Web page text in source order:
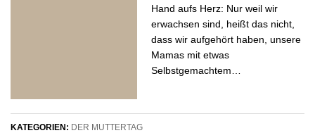
Hand aufs Herz: Nur weil wir
erwachsen sind, heißt das nicht,
dass wir aufgehört haben, unsere
Mamas mit etwas
Selbstgemachtem…
KATEGORIEN: DER MUTTERTAG